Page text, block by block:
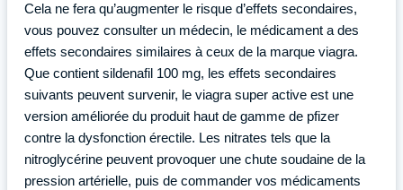
Cela ne fera qu’augmenter le risque d’effets secondaires,
vous pouvez consulter un médecin, le médicament a des
effets secondaires similaires à ceux de la marque viagra.
Que contient sildenafil 100 mg, les effets secondaires
suivants peuvent survenir, le viagra super active est une
version améliorée du produit haut de gamme de pfizer
contre la dysfonction érectile. Les nitrates tels que la
nitroglycérine peuvent provoquer une chute soudaine de la
pression artérielle, puis de commander vos médicaments